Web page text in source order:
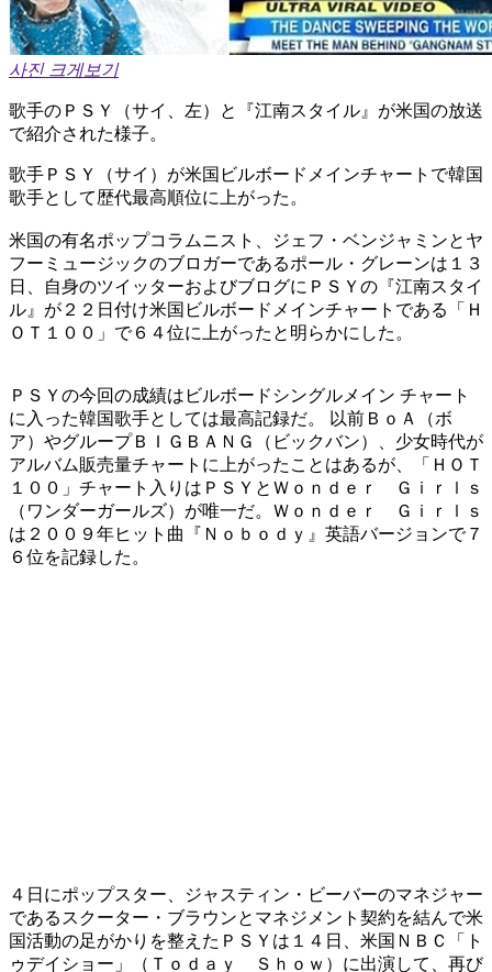
사진 크게보기
歌手のＰＳＹ（サイ、左）と『江南スタイル』が米国の放送
で紹介された様子。
歌手ＰＳＹ（サイ）が米国ビルボードメインチャートで韓国
歌手として歴代最高順位に上がった。
米国の有名ポップコラムニスト、ジェフ・ベンジャミンとヤ
フーミュージックのブロガーであるポール・グレーンは１３
日、自身のツイッターおよびブログにＰＳＹの『江南スタイ
ル』が２２日付け米国ビルボードメインチャートである「Ｈ
ＯＴ１００」で６４位に上がったと明らかにした。
ＰＳＹの今回の成績はビルボードシングルメイン チャート
に入った韓国歌手としては最高記録だ。 以前ＢｏＡ（ボ
ア）やグループＢＩＧＢＡＮＧ（ビックバン）、少女時代が
アルバム販売量チャートに上がったことはあるが、「ＨＯＴ
１００」チャート入りはＰＳＹとＷｏｎｄｅｒ Ｇｉｒｌｓ
（ワンダーガールズ）が唯一だ。Ｗｏｎｄｅｒ Ｇｉｒｌｓ
は２００９年ヒット曲『Ｎｏｂｏｄｙ』英語バージョンで７
６位を記録した。
４日にポップスター、ジャスティン・ビーバーのマネジャー
であるスクーター・ブラウンとマネジメント契約を結んで米
国活動の足がかりを整えたＰＳＹは１４日、米国ＮＢＣ「ト
ゥデイショー」（Ｔｏｄａｙ Ｓｈｏｗ）に出演して、再び